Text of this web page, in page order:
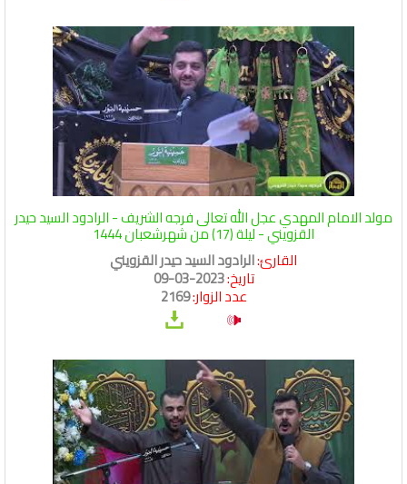
مولد الامام المهدي عجل الله تعالى فرجه الشريف - الرادود السيد حيدر
القزويني - ليلة (17) من شهرشعبان 1444
القارئ:الرادود السيد حيدر القزويني
تاريخ:2023-03-09
عدد الزوار:2169